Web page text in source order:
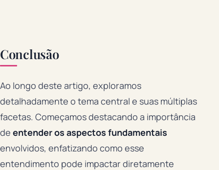
Conclusão
Ao longo deste artigo, exploramos
detalhadamente o tema central e suas múltiplas
facetas. Começamos destacando a importância
de entender os aspectos fundamentais
envolvidos, enfatizando como esse
entendimento pode impactar diretamente